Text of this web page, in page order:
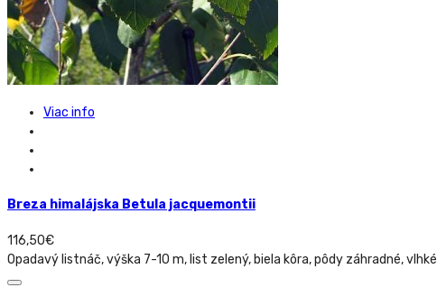
Viac info
Breza himalájska Betula jacquemontii
116,50€
Opadavý listnáč, výška 7-10 m, list zelený, biela kôra, pôdy záhradné, vlhké